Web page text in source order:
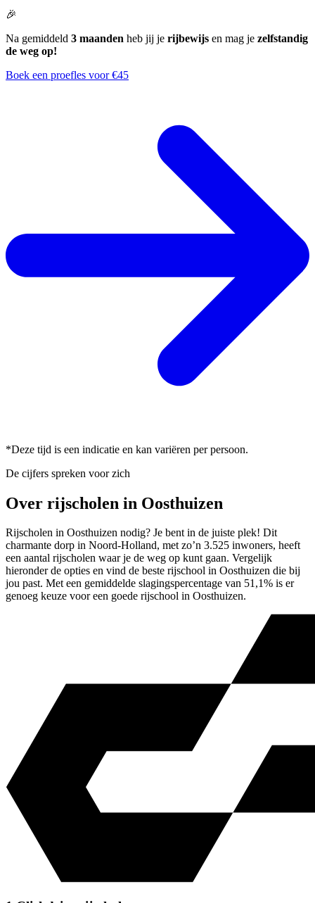
🎉
Na gemiddeld 3 maanden heb jij je rijbewijs en mag je zelfstandig
de weg op!
Boek een proefles voor €45
*Deze tijd is een indicatie en kan variëren per persoon.
De cijfers spreken voor zich
Over rijscholen in Oosthuizen
Rijscholen in Oosthuizen nodig? Je bent in de juiste plek! Dit
charmante dorp in Noord-Holland, met zo’n 3.525 inwoners, heeft
een aantal rijscholen waar je de weg op kunt gaan. Vergelijk
hieronder de opties en vind de beste rijschool in Oosthuizen die bij
jou past. Met een gemiddelde slagingspercentage van 51,1% is er
genoeg keuze voor een goede rijschool in Oosthuizen.